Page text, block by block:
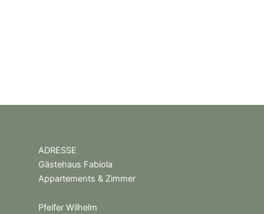
ADRESSE
Gästehaus Fabiola
Appartements & Zimmer
Pfeifer Wilhelm